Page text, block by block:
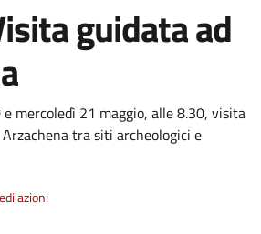
guidata ad
mercoledì 21 maggio, alle 8.30, visita
tra siti archeologici e
azioni